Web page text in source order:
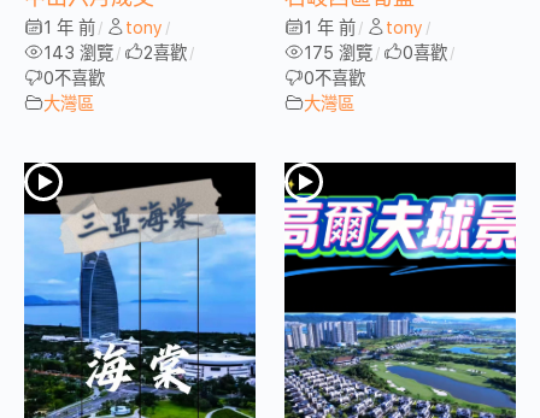
1 年 前 / tony /
143 瀏覽 / 2喜歡 /
0不喜歡
大灣區
1 年 前 / tony /
175 瀏覽 / 0喜歡 /
0不喜歡
大灣區